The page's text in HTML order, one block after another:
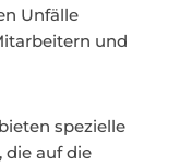
Unfälle
und
spezielle
die auf die